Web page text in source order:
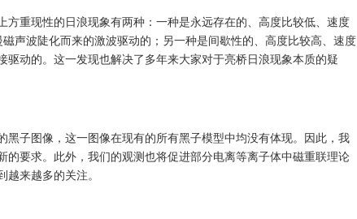
方重现性的日浪现象有两种：一种是永远存在的、高度比较低、速度
声波陡化而来的激波驱动的；另一种是间歇性的、高度比较高、速度
驱动的。这一发现也解决了多年来大家对于亮桥日浪现象本质的疑
黑子图像，这一图像在现有的所有黑子模型中均没有体现。因此，我
的要求。此外，我们的观测也将促进部分电离等离子体中磁重联理论
来越多的关注。